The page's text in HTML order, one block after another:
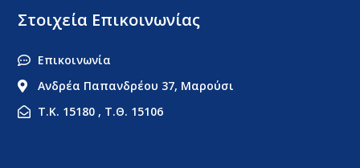
Στοιχεία Επικοινωνίας
Επικοινωνία
Ανδρέα Παπανδρέου 37, Μαρούσι
Τ.Κ. 15180 , Τ.Θ. 15106